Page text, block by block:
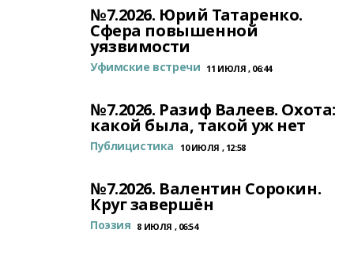
№7.2026. Юрий Татаренко.
Сфера повышенной
уязвимости
Уфимские встречи 11 ИЮЛЯ , 06:44
№7.2026. Разиф Валеев. Охота:
какой была, такой уж нет
Публицистика 10 ИЮЛЯ , 12:58
№7.2026. Валентин Сорокин.
Круг завершён
Поэзия 8 ИЮЛЯ , 06:54